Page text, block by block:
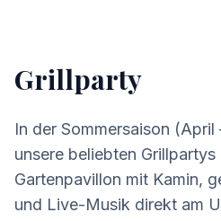
Grillparty
In der Sommersaison
unsere beliebten Grillpartys
Gartenpavillon mit Kamin,
und Live-Musik direkt am